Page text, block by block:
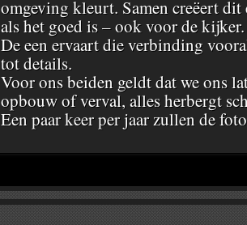
omgeving kleurt. Samen creëert
als het goed is – ook voor de kijker.
De een ervaart die verbinding
tot details.
Voor ons beiden geldt dat we ons
opbouw of verval, alles herbergt
Een paar keer per jaar zullen de